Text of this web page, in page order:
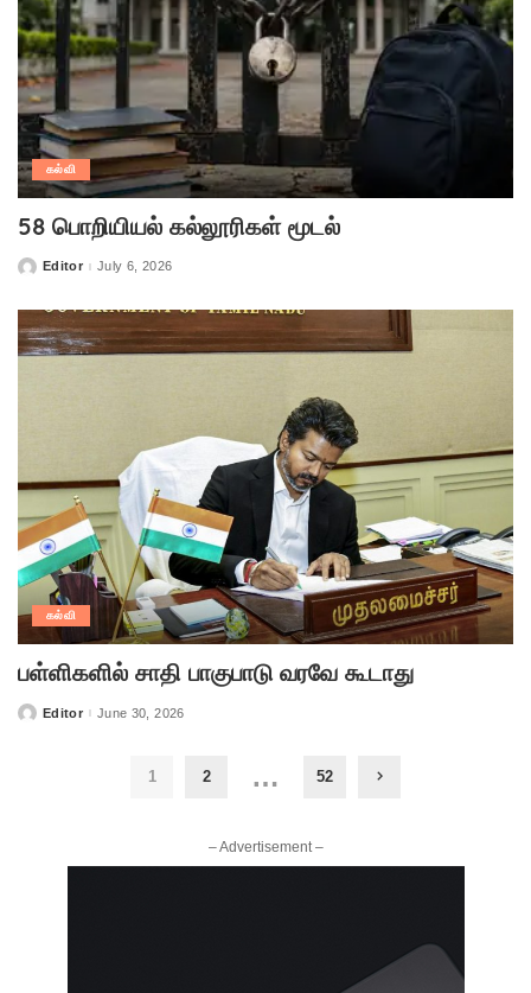
கல்வி
58 பொறியியல் கல்லூரிகள் மூடல்
PostedEditor July 6, 2026
கல்வி
பள்ளிகளில் சாதி பாகுபாடு வரவே கூடாது
PostedEditor June 30, 2026
1 2 … 52
– Advertisement –